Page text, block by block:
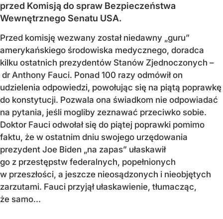
przed Komisją do spraw Bezpieczeństwa
Wewnętrznego Senatu USA.
Przed komisję wezwany został niedawny „guru”
amerykańskiego środowiska medycznego, doradca
kilku ostatnich prezydentów Stanów Zjednoczonych –
dr Anthony Fauci. Ponad 100 razy odmówił on
udzielenia odpowiedzi, powołując się na piątą poprawkę
do konstytucji. Pozwala ona świadkom nie odpowiadać
na pytania, jeśli mogliby zeznawać przeciwko sobie.
Doktor Fauci odwołał się do piątej poprawki pomimo
faktu, że w ostatnim dniu swojego urzędowania
prezydent Joe Biden „na zapas” ułaskawił
go z przestępstw federalnych, popełnionych
w przeszłości, a jeszcze nieosądzonych i nieobjętych
zarzutami. Fauci przyjął ułaskawienie, tłumacząc,
że samo...